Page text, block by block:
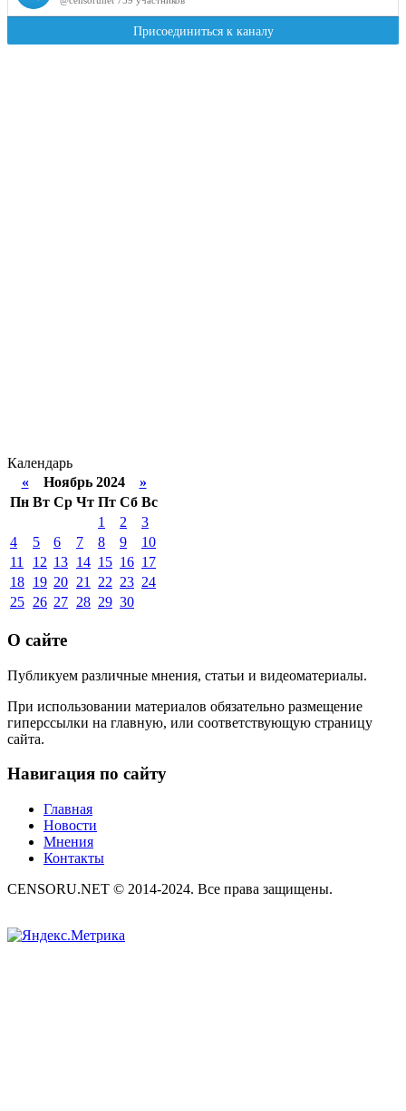
Календарь
«Ноябрь 2024 »
Пн Вт Ср Чт Пт Сб Вс
1
2
3
4
5 6 7 8 9
10
11
12 13 14 15 16 17
18 19 20 21 22 23 24
25 26 27 28 29 30
О сайте
Публикуем различные мнения, статьи и видеоматериалы.
При использовании материалов обязательно размещение
гиперссылки на главную, или соответствующую страницу
сайта.
Навигация по сайту
Главная
Новости
Мнения
Контакты
CENSORU.NET © 2014-2024. Все права защищены.